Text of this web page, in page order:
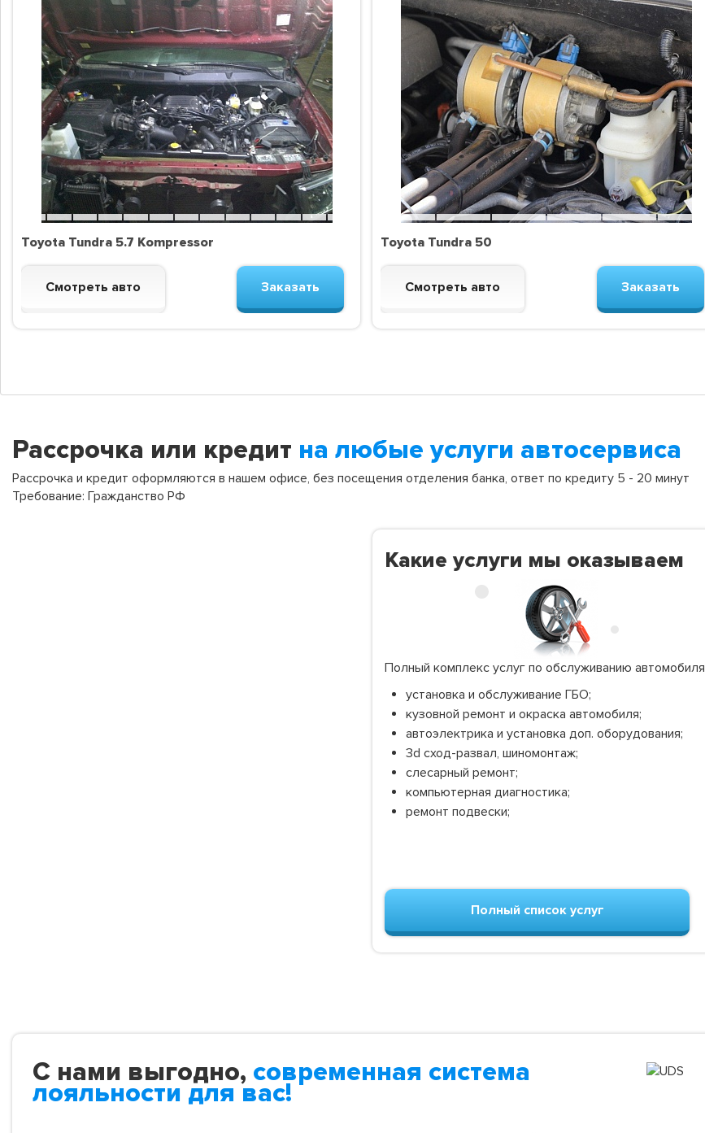
Toyota Tundra 5.7 Kompressor
Смотреть авто Заказать
Toyota Tundra 50
Смотреть авто Заказать
Рассрочка или кредит на любые услуги автосервиса
Рассрочка и кредит оформляются в нашем офисе, без посещения отделения банка, ответ по кредиту 5 - 20 минут
Требование: Гражданство РФ
Какие услуги мы оказываем
Полный комплекс услуг по обслуживанию автомобиля
установка и обслуживание ГБО;
кузовной ремонт и окраска автомобиля;
автоэлектрика и установка доп. оборудования;
3d сход-развал, шиномонтаж;
слесарный ремонт;
компьютерная диагностика;
ремонт подвески;
Полный список услуг
С нами выгодно, современная система
лояльности для вас!